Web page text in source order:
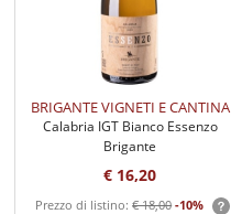
BRIGANTE VIGNETI E CANTINA
Calabria IGT Bianco Essenzo
Brigante
€ 16,20
Prezzo di listino:€ 18,00 -10%